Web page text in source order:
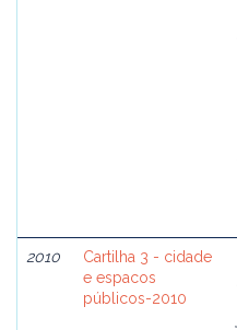
2010
Cartilha 3 - cidade
e espacos
públicos-2010